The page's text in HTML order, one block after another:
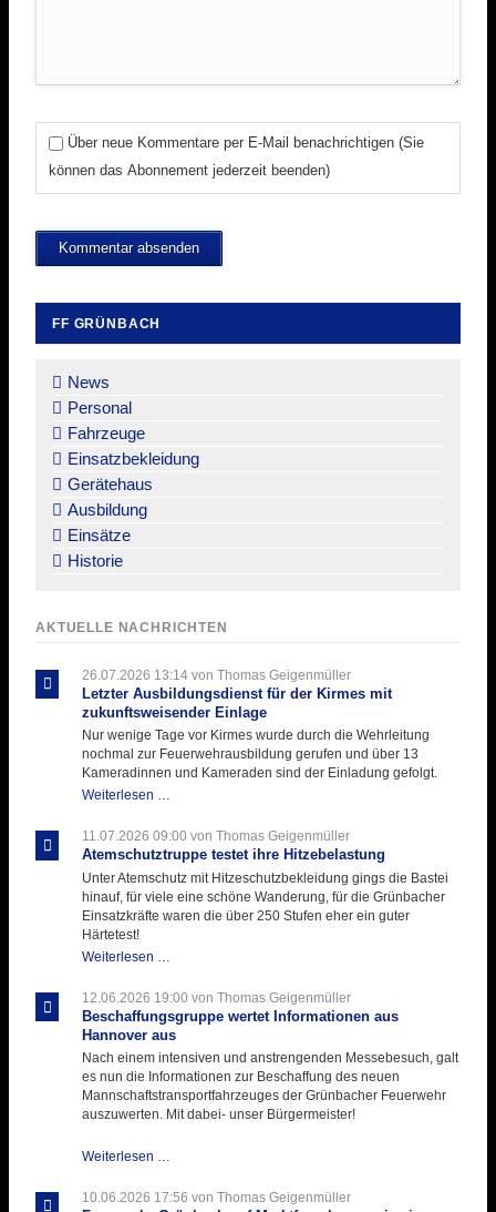
Über neue Kommentare per E-Mail benachrichtigen (Sie
können das Abonnement jederzeit beenden)
Kommentar absenden
FF GRÜNBACH
überspringen
News
Personal
Fahrzeuge
Einsatzbekleidung
Gerätehaus
Ausbildung
Einsätze
Historie
AKTUELLE NACHRICHTEN
26.07.2026 13:14von Thomas Geigenmüller
Letzter Ausbildungsdienst für der Kirmes mit
zukunftsweisender Einlage
Nur wenige Tage vor Kirmes wurde durch die Wehrleitung
nochmal zur Feuerwehrausbildung gerufen und über 13
Kameradinnen und Kameraden sind der Einladung gefolgt.
Weiterlesen …
für
der
11.07.2026 09:00 von Thomas Geigenmüller
Atemschutztruppe testet ihre Hitzebelastung
Unter Atemschutz mit Hitzeschutzbekleidung gings die Bastei
hinauf, für viele eine schöne Wanderung, für die Grünbacher
Einsatzkräfte waren die über 250 Stufen eher ein guter
Härtetest!
Weiterlesen …
ihre
Hitzebelastung
12.06.2026 19:00 von Thomas Geigenmüller
Beschaffungsgruppe wertet Informationen aus
Hannover aus
Nach einem intensiven und anstrengenden Messebesuch, galt
es nun die Informationen zur Beschaffung des neuen
Mannschaftstransportfahrzeuges der Grünbacher Feuerwehr
auszuwerten. Mit dabei- unser Bürgermeister!
Weiterlesen …
Informationen
10.06.2026 17:56 von Thomas Geigenmüller